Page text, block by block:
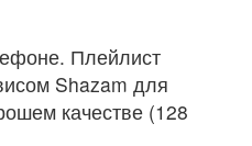
Плейлист
Shazam для
качестве (128